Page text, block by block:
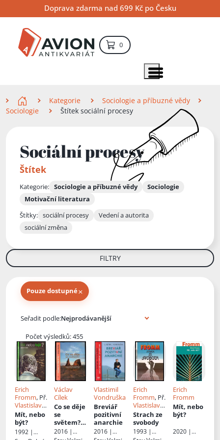
na
obsah
na
navigaci
na
vyhledávání
Doprava zdarma nad 699 Kč po Česku
0položek – košík
Zobrazit položky menu
Kategorie
Sociologie a příbuzné vědy
Sociologie
Štítek sociální procesy
Sociální procesy
Štítek
Kategorie: Sociologie a příbuzné vědy
Sociologie
Motivační literatura
Štítky: sociální procesy
Vedení a autorita
sociální změna
FILTRY
Pouze dostupné×
Seřadit podle:
Počet výsledků: 455
Erich
Fromm, Př.
Vlastislava
Žihlová
Mít, nebo
být?
1992 |
Václav
Cílek
Co se děje
se
světem?:
kniha
malých
2016 |
Vlastimil
Vondruška
Breviář
pozitivní
anarchie
2016 |
Erich
Fromm, Př.
Vlastislava
Žihlová
Strach ze
svobody
1993 |
Erich
Fromm
Mít, nebo
být?
2020 |